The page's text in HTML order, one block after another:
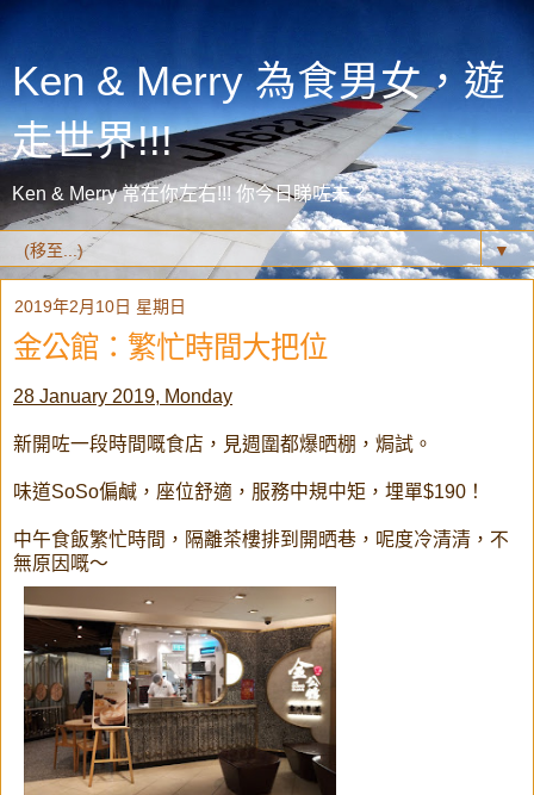
Ken & Merry 為食男女，遊
走世界!!!
Ken & Merry 常在你左右!!! 你今日睇咗未？
▼
2019年2月10日 星期日
金公館：繁忙時間大把位
28 January 2019, Monday
新開咗一段時間嘅食店，見週圍都爆晒棚，焗試。
味道SoSo偏鹹，座位舒適，服務中規中矩，埋單$190！
中午食飯繁忙時間，隔離茶樓排到開晒巷，呢度冷清清，不
無原因嘅～